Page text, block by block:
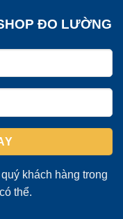
ĐO LƯỜNG
khách hàng trong
thể.